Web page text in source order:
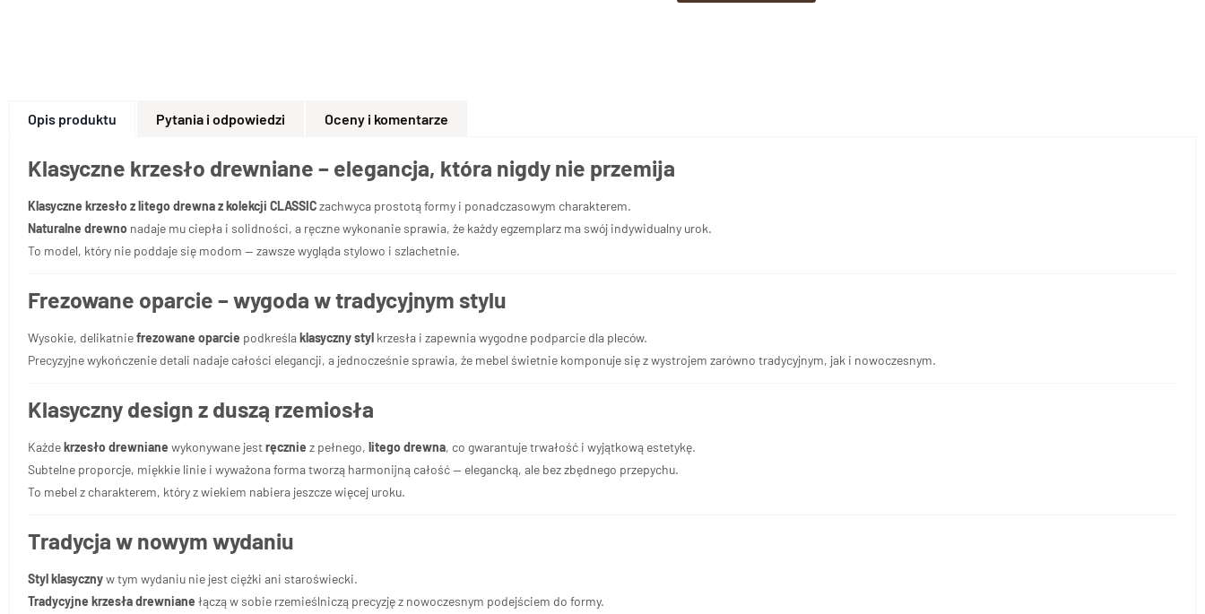
Opis produktu Pytania i odpowiedzi Oceny i komentarze
Klasyczne krzesło drewniane – elegancja, która nigdy nie przemija
Klasyczne krzesło z litego drewna z kolekcji CLASSICzachwyca prostotą formy i ponadczasowym charakterem.
Naturalne drewno nadaje mu ciepła i solidności, a ręczne wykonanie sprawia, że każdy egzemplarz ma swój indywidualny urok.
To model, który nie poddaje się modom — zawsze wygląda stylowo i szlachetnie.
Frezowane oparcie – wygoda w tradycyjnym stylu
Wysokie, delikatniefrezowane oparcie podkreślaklasyczny styl krzesła i zapewnia wygodne podparcie dla pleców.
Precyzyjne wykończenie detali nadaje całości elegancji, a jednocześnie sprawia, że mebel świetnie komponuje się z wystrojem zarówno tradycyjnym, jak i nowoczesnym.
Klasyczny design z duszą rzemiosła
Każdekrzesło drewniane wykonywane jestręcznie z pełnego, litego drewna, co gwarantuje trwałość i wyjątkową estetykę.
Subtelne proporcje, miękkie linie i wyważona forma tworzą harmonijną całość — elegancką, ale bez zbędnego przepychu.
To mebel z charakterem, który z wiekiem nabiera jeszcze więcej uroku.
Tradycja w nowym wydaniu
Styl klasycznyw tym wydaniu nie jest ciężki ani staroświecki.
Tradycyjne krzesła drewniane łączą w sobie rzemieślniczą precyzję z nowoczesnym podejściem do formy.